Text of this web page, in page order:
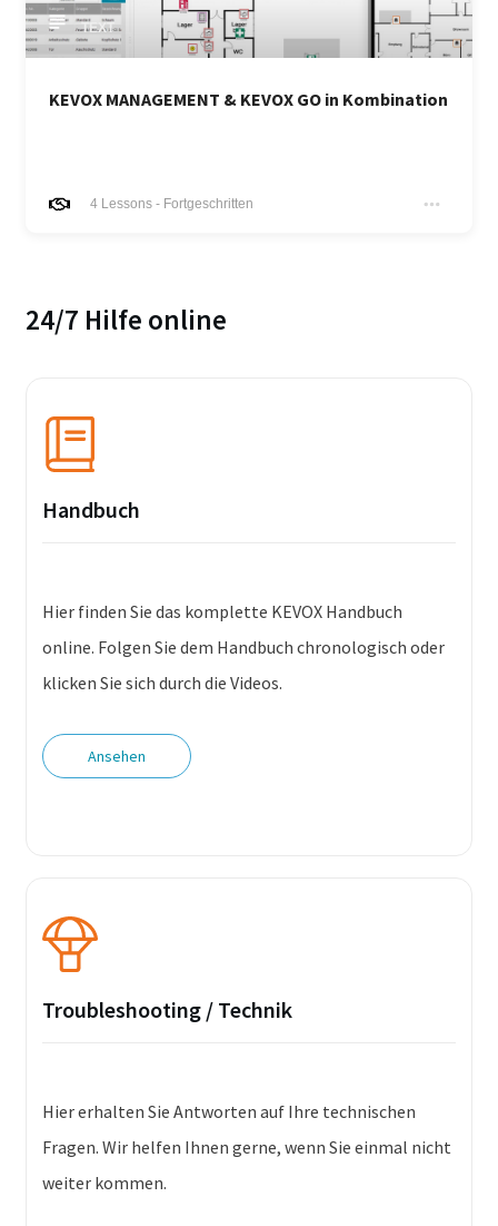
TEXT
KEVOX MANAGEMENT & KEVOX GO in Kombination
4 Lessons - Fortgeschritten
24/7 Hilfe online
Handbuch
Hier finden Sie das komplette KEVOX Handbuch
online. Folgen Sie dem Handbuch chronologisch oder
klicken Sie sich durch die Videos.
Ansehen
Troubleshooting / Technik
Hier erhalten Sie Antworten auf Ihre technischen
Fragen. Wir helfen Ihnen gerne, wenn Sie einmal nicht
weiter kommen.